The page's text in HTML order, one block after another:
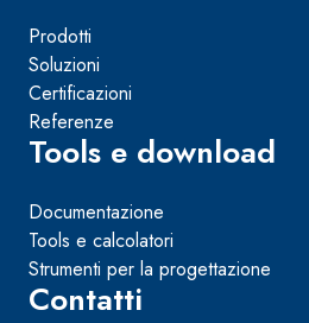
Prodotti
Soluzioni
Certificazioni
Referenze
Tools e download
Documentazione
Tools e calcolatori
Strumenti per la progettazione
Contatti